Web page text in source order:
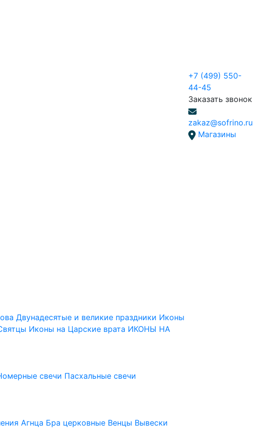
Двунадесятые и великие праздники Иконы
Иконы на Царские врата ИКОНЫ НА
свечи Пасхальные свечи
Агнца Бра церковные Венцы Вывески
+7 (499) 550-
44-45
Заказать звонок
zakaz@sofrino.ru
Магазины